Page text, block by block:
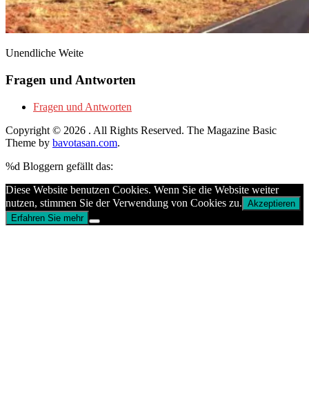
Unendliche Weite
Fragen und Antworten
Fragen und Antworten
Copyright © 2026 . All Rights Reserved. The Magazine Basic
Theme by bavotasan.com.
%d Bloggern gefällt das:
Diese Website benutzen Cookies. Wenn Sie die Website weiter
nutzen, stimmen Sie der Verwendung von Cookies zu. Akzeptieren
Erfahren Sie mehr